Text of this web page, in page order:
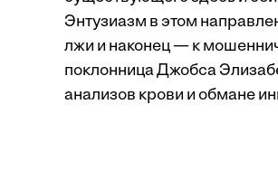
Энтузиазм в этом
лжи и наконец — к
поклонница Джобса
анализов крови и обмане